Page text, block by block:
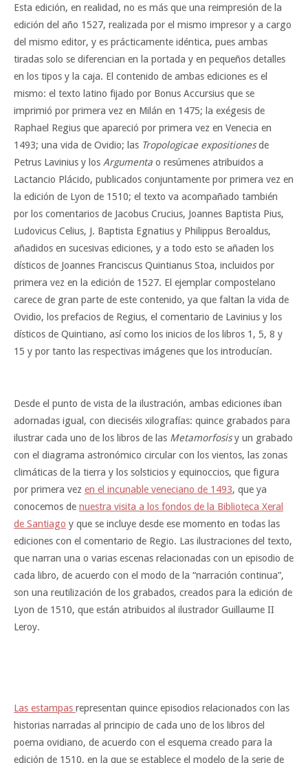
Esta edición, en realidad, no es más que una reimpresión de la
edición del año 1527, realizada por el mismo impresor y a cargo
del mismo editor, y es prácticamente idéntica, pues ambas
tiradas solo se diferencian en la portada y en pequeños detalles
en los tipos y la caja. El contenido de ambas ediciones es el
mismo: el texto latino fijado por Bonus Accursius que se
imprimió por primera vez en Milán en 1475; la exégesis de
Raphael Regius que apareció por primera vez en Venecia en
1493; una vida de Ovidio; las Tropologicae expositionesde
Petrus Lavinius y los Argumenta o resúmenes atribuidos a
Lactancio Plácido, publicados conjuntamente por primera vez en
la edición de Lyon de 1510; el texto va acompañado también
por los comentarios de Jacobus Crucius, Joannes Baptista Pius,
Ludovicus Celius, J. Baptista Egnatius y Philippus Beroaldus,
añadidos en sucesivas ediciones, y a todo esto se añaden los
dísticos de Joannes Franciscus Quintianus Stoa, incluidos por
primera vez en la edición de 1527. El ejemplar compostelano
carece de gran parte de este contenido, ya que faltan la vida de
Ovidio, los prefacios de Regius, el comentario de Lavinius y los
dísticos de Quintiano, así como los inicios de los libros 1, 5, 8 y
15 y por tanto las respectivas imágenes que los introducían.
Desde el punto de vista de la ilustración, ambas ediciones iban
adornadas igual, con dieciséis xilografías: quince grabados para
ilustrar cada uno de los libros de las Metamorfosisy un grabado
con el diagrama astronómico circular con los vientos, las zonas
climáticas de la tierra y los solsticios y equinoccios, que figura
por primera vez en el incunable veneciano de 1493, que ya
conocemos de nuestra visita a los fondos de la Biblioteca Xeral
de Santiago y que se incluye desde ese momento en todas las
ediciones con el comentario de Regio. Las ilustraciones del texto,
que narran una o varias escenas relacionadas con un episodio de
cada libro, de acuerdo con el modo de la “narración continua”,
son una reutilización de los grabados, creados para la edición de
Lyon de 1510, que están atribuidos al ilustrador Guillaume II
Leroy.
Las estampas representan quince episodios relacionados con las
historias narradas al principio de cada uno de los libros del
poema ovidiano, de acuerdo con el esquema creado para la
edición de 1510, en la que se establece el modelo de la serie de